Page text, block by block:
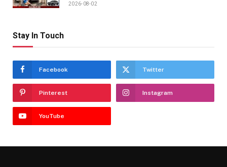
2026-08-02
Stay In Touch
Facebook Twitter
Pinterest Instagram
YouTube